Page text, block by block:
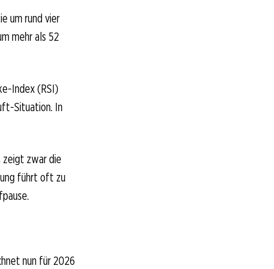
um rund vier
mehr als 52
Index (RSI)
Situation. In
zeigt zwar die
führt oft zu
nun für 2026